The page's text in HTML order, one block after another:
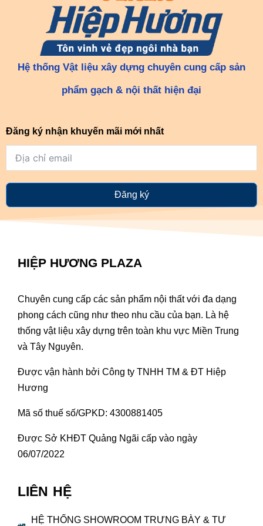
Hệ thống Vật liệu xây dựng chuyên cung cấp sản
phẩm gạch & nội thất hiện đại
Đăng ký nhận khuyến mãi mới nhất
Đăng ký
HIỆP HƯƠNG PLAZA
Chuyên cung cấp các sản phẩm nội thất với đa dạng
phong cách cũng như theo nhu cầu của bạn. Là hệ
thống vật liệu xây dựng trên toàn khu vực Miền Trung
và Tây Nguyên.
Được vận hành bởi Công ty TNHH TM & ĐT Hiệp
Hương
Mã số thuế số/GPKD: 4300881405
Được Sở KHĐT Quảng Ngãi cấp vào ngày
06/07/2022
LIÊN HỆ
HỆ THỐNG SHOWROOM TRƯNG BÀY & TƯ